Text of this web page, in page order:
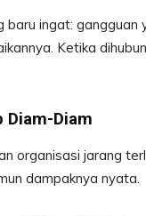
ingat:
Ketika
Diam-Diam
organisasi jarang
dampaknya nyata.